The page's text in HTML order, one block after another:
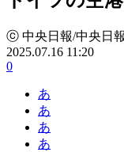
ⓒ 中央日報/中央日
2025.07.16 11:20
0
あ
あ
あ
あ